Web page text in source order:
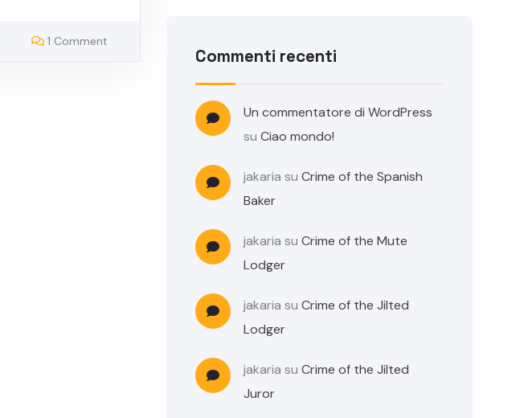
1 Comment
Commenti recenti
Un commentatore di WordPress
suCiao mondo!
jakaria suCrime of the Spanish
Baker
jakaria suCrime of the Mute
Lodger
jakaria suCrime of the Jilted
Lodger
jakaria suCrime of the Jilted
Juror